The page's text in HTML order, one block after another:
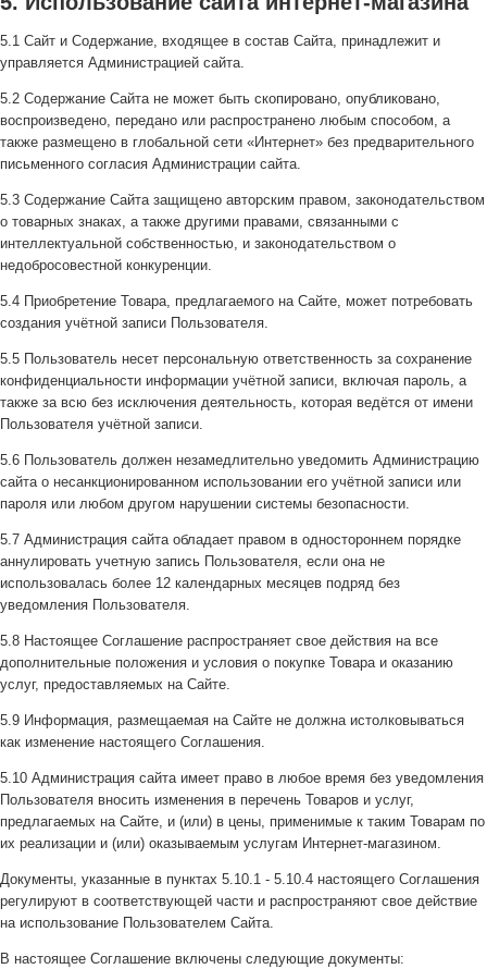
5.1 Сайт и Содержание, входящее в состав Сайта, принадлежит и
управляется Администрацией сайта.
5.2 Содержание Сайта не может быть скопировано, опубликовано,
воспроизведено, передано или распространено любым способом, а
также размещено в глобальной сети «Интернет» без предварительного
письменного согласия Администрации сайта.
5.3 Содержание Сайта защищено авторским правом, законодательством
о товарных знаках, а также другими правами, связанными с
интеллектуальной собственностью, и законодательством о
недобросовестной конкуренции.
5.4 Приобретение Товара, предлагаемого на Сайте, может потребовать
создания учётной записи Пользователя.
5.5 Пользователь несет персональную ответственность за сохранение
конфиденциальности информации учётной записи, включая пароль, а
также за всю без исключения деятельность, которая ведётся от имени
Пользователя учётной записи.
5.6 Пользователь должен незамедлительно уведомить Администрацию
сайта о несанкционированном использовании его учётной записи или
пароля или любом другом нарушении системы безопасности.
5.7 Администрация сайта обладает правом в одностороннем порядке
аннулировать учетную запись Пользователя, если она не
использовалась более 12 календарных месяцев подряд без
уведомления Пользователя.
5.8 Настоящее Соглашение распространяет свое действия на все
дополнительные положения и условия о покупке Товара и оказанию
услуг, предоставляемых на Сайте.
5.9 Информация, размещаемая на Сайте не должна истолковываться
как изменение настоящего Соглашения.
5.10 Администрация сайта имеет право в любое время без уведомления
Пользователя вносить изменения в перечень Товаров и услуг,
предлагаемых на Сайте, и (или) в цены, применимые к таким Товарам по
их реализации и (или) оказываемым услугам Интернет-магазином.
Документы, указанные в пунктах 5.10.1 - 5.10.4 настоящего Соглашения
регулируют в соответствующей части и распространяют свое действие
на использование Пользователем Сайта.
В настоящее Соглашение включены следующие документы: